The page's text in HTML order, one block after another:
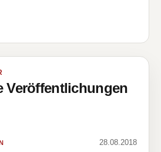
Veröffentlichungen
28.08.2018